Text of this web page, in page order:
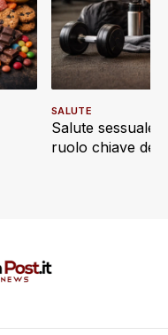
Salute sessuale
ruolo chiave
SALUTE